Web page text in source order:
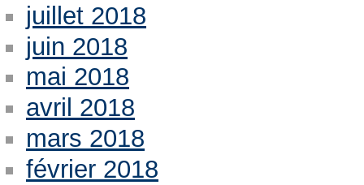
juillet 2018
juin 2018
mai 2018
avril 2018
mars 2018
février 2018